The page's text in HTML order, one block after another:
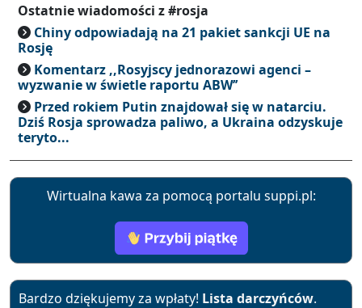
Ostatnie wiadomości z #rosja
Chiny odpowiadają na 21 pakiet sankcji UE na
Rosję
Komentarz ,,Rosyjscy jednorazowi agenci –
wyzwanie w świetle raportu ABW’’
Przed rokiem Putin znajdował się w natarciu.
Dziś Rosja sprowadza paliwo, a Ukraina odzyskuje
teryto...
Wirtualna kawa za pomocą portalu suppi.pl:
Bardzo dziękujemy za wpłaty! Lista darczyńców.